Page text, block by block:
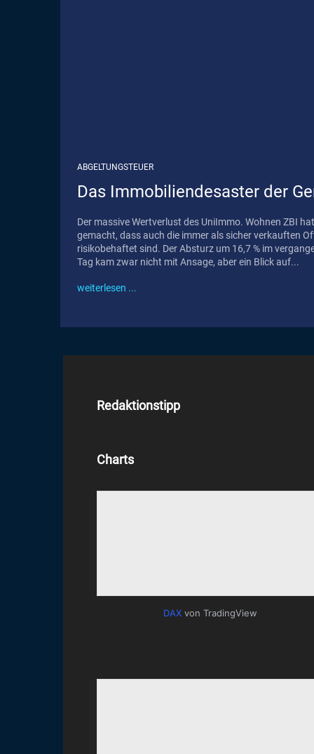
ABGELTUNGSTEUER
Das Immobiliendesaster der
Der massive Wertverlust des UniImmo. Wohnen ZBI
gemacht, dass auch die immer als sicher verkauften
risikobehaftet sind. Der Absturz um 16,7 % im
Tag kam zwar nicht mit Ansage, aber ein Blick auf...
weiterlesen ...
Redaktionstipp
Charts
DAX von TradingView